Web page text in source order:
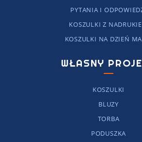
PYTANIA I
KOSZULKI Z
KOSZULKI NA DZIEŃ
WŁASNY
KOSZULKI
BLUZY
TORBA
PODUSZKA